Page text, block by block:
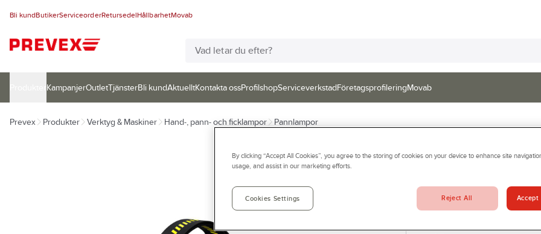
Bli kundButikerServiceorderRetursedelHållbarhetMovab
KampanjerOutletTjänsterBli kundAktuelltKontakta ossProfilshopServiceverkstadFöretagsprofileringMovab
Prevex Produkter Verktyg & Maskiner Hand-, pann- och ficklampor Pannlampor
LEDLENSER
PANNLAMPA H7R
Artikelnr: 983853
By clicking “Accept All Cookies”, you agree to the storing of cookies on your device to enhance site
usage, and assist in our marketing efforts.
Cookies Settings Reject All Accept